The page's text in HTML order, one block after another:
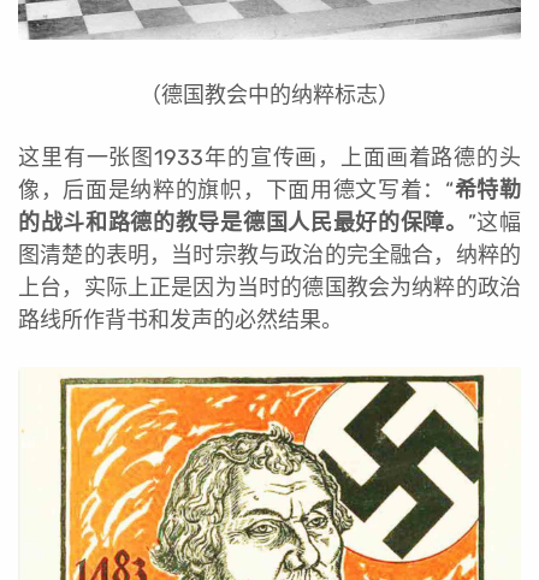
（德国教会中的纳粹标志）
这里有一张图1933年的宣传画，上面画着路德的头
像，后面是纳粹的旗帜，下面用德文写着：“希特勒
的战斗和路德的教导是德国人民最好的保障。 ”这幅
图清楚的表明，当时宗教与政治的完全融合，纳粹的
上台，实际上正是因为当时的德国教会为纳粹的政治
路线所作背书和发声的必然结果。